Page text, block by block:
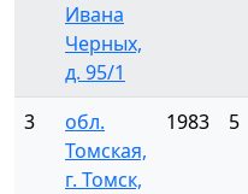
Ивана
Черных,
д. 95/1
3
обл.
Томская,
г. Томск,
1983 5